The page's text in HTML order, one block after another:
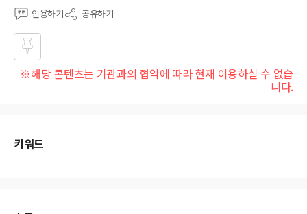
인용하기 공유하기
즐겨
찾기
※해당 콘텐츠는 기관과의 협약에 따라 현재 이용하실 수 없습
니다.
키워드